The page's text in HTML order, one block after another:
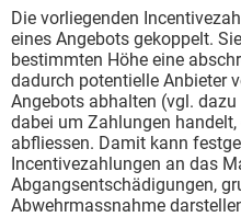
Die vorliegenden
eines Angebots gekoppelt.
bestimmten Höhe eine
dadurch potentielle Anbieter
Angebots abhalten (vgl.
dabei um Zahlungen
abfliessen. Damit kann
Incentivezahlungen an das
Abgangsentschädigungen,
Abwehrmassnahme